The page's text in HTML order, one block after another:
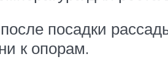
посадки
к опорам.